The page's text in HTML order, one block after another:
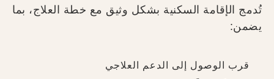
تُدمج الإقامة السكنية بشكل وثيق مع خطة العلاج، بما
يضمن:
قرب الوصول إلى الدعم العلاجي